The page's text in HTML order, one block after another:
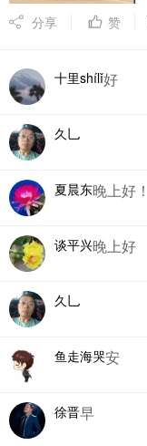
分享 赞
十里shílǐ好
久乚
夏晨东晚上好！
谈平兴晚上好
久乚
鱼走海哭安
徐晋早